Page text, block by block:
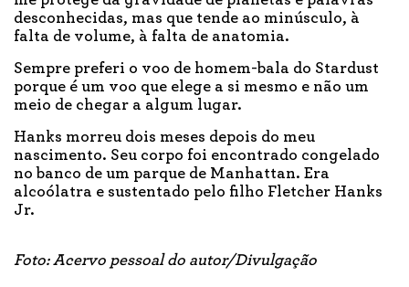
desconhecidas, mas que tende ao minúsculo, à
falta de volume, à falta de anatomia.
Sempre preferi o voo de homem-bala do Stardust
porque é um voo que elege a si mesmo e não um
meio de chegar a algum lugar.
Hanks morreu dois meses depois do meu
nascimento. Seu corpo foi encontrado congelado
no banco de um parque de Manhattan. Era
alcoólatra e sustentado pelo filho Fletcher Hanks
Jr.
Foto: Acervo pessoal do autor/Divulgação